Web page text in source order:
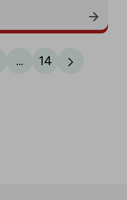
... 14